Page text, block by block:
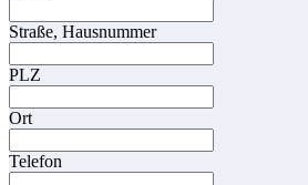
Straße, Hausnummer
PLZ
Ort
Telefon